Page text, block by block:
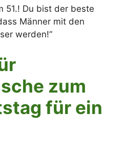
51.! Du bist der beste
Männer mit den
werden!“
zum
für ein